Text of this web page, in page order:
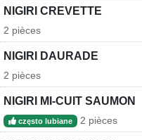
NIGIRI CREVETTE
2 pièces
NIGIRI DAURADE
2 pièces
NIGIRI MI-CUIT SAUMON
często lubiane 2 pièces